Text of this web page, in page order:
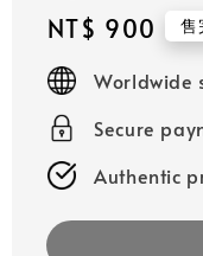
Regular
price
NT$ 900 售
Worldwide
Secure
Authentic